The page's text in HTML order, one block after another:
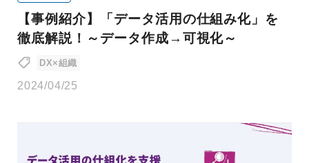
【事例紹介】「データ活用の仕組み化」を
徹底解説！～データ作成→可視化～
DX×組織
2024/04/25